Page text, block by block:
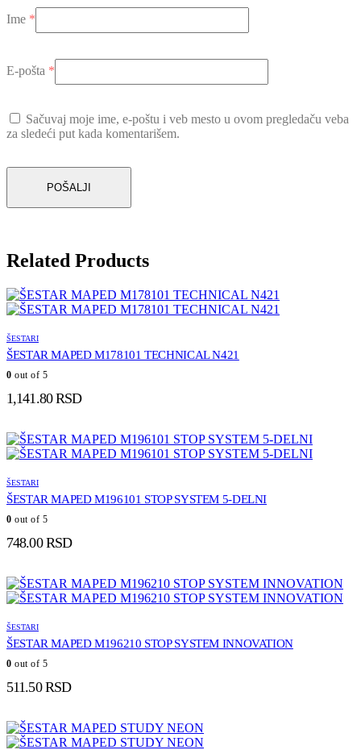
Ime *
E-pošta *
Sačuvaj moje ime, e-poštu i veb mesto u ovom pregledaču veba
za sledeći put kada komentarišem.
Related Products
ŠESTARI
ŠESTAR MAPED M178101 TECHNICAL N421
0 out of 5
1,141.80RSD
ŠESTARI
ŠESTAR MAPED M196101 STOP SYSTEM 5-DELNI
0 out of 5
748.00RSD
ŠESTARI
ŠESTAR MAPED M196210 STOP SYSTEM INNOVATION
0 out of 5
511.50RSD